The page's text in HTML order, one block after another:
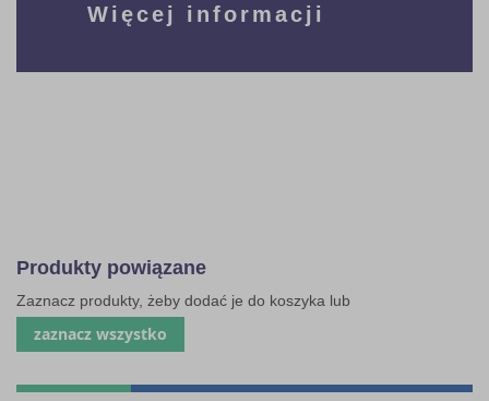
Więcej informacji
Produkty powiązane
Zaznacz produkty, żeby dodać je do koszyka lub
zaznacz wszystko